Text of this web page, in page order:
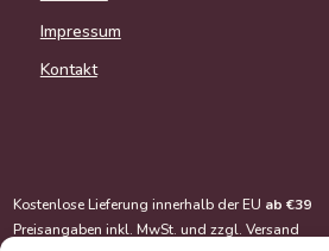
Impressum
Kontakt
Kostenlose Lieferung innerhalb der EU ab €39
Preisangaben inkl. MwSt. und zzgl.Versand